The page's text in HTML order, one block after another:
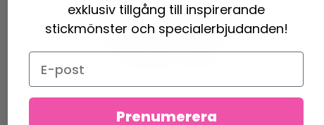
exklusiv tillgång till inspirerande
stickmönster och specialerbjudanden!
Prenumerera